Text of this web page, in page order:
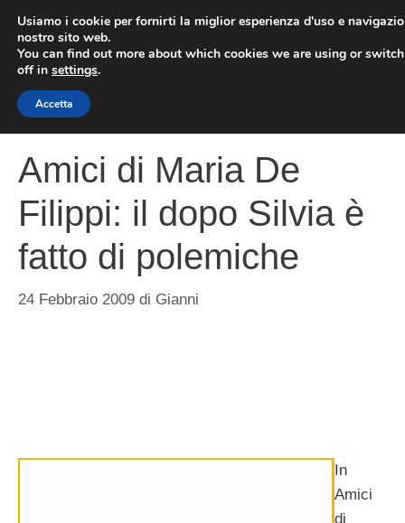
contenuto
Amici di Maria De
Filippi: il dopo Silvia è
fatto di polemiche
24 Febbraio 2009 di Gianni
In
Amici
di
Usiamo i cookie per fornirti la miglior esperienza d'uso e
nostro sito web.
You can find out more about which cookies we are using or
off in settings.
Accetta